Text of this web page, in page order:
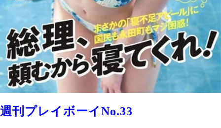
週刊プレイボーイNo.33